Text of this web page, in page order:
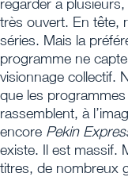
très ouvert. En tête,
séries. Mais la
programme ne
visionnage collectif.
que les
rassemblent, à
encore Pekin
existe. Il est massif.
titres, de nombreux